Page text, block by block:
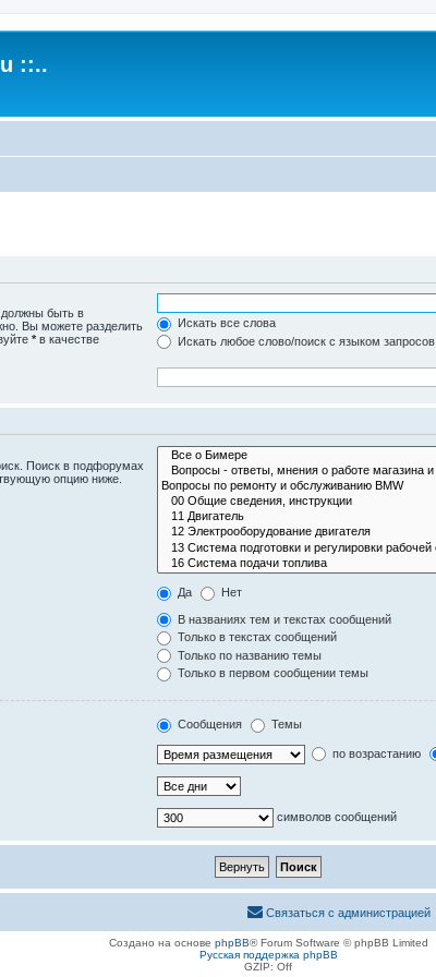
::..
должны быть в
Вы можете разделить
* в качестве
Искать все слова
Искать любое слово/поиск с языком запросов
Поиск в подфорумах
опцию ниже.
Да Нет
В названиях тем и текстах сообщений
Только в текстах сообщений
Только по названию темы
Только в первом сообщении темы
Сообщения Темы
по возрастанию
символов сообщений
Связаться с администрацией
Создано на основе phpBB® Forum Software © phpBB Limited
Русская поддержка phpBB
GZIP: Off